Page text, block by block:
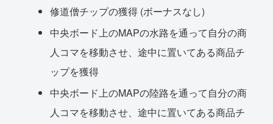
修道僧チップの獲得 (ボーナスなし)
中央ボード上のMAPの水路を通って自分の商
人コマを移動させ、途中に置いてある商品チ
ップを獲得
中央ボード上のMAPの陸路を通って自分の商
人コマを移動させ、途中に置いてある商品チ